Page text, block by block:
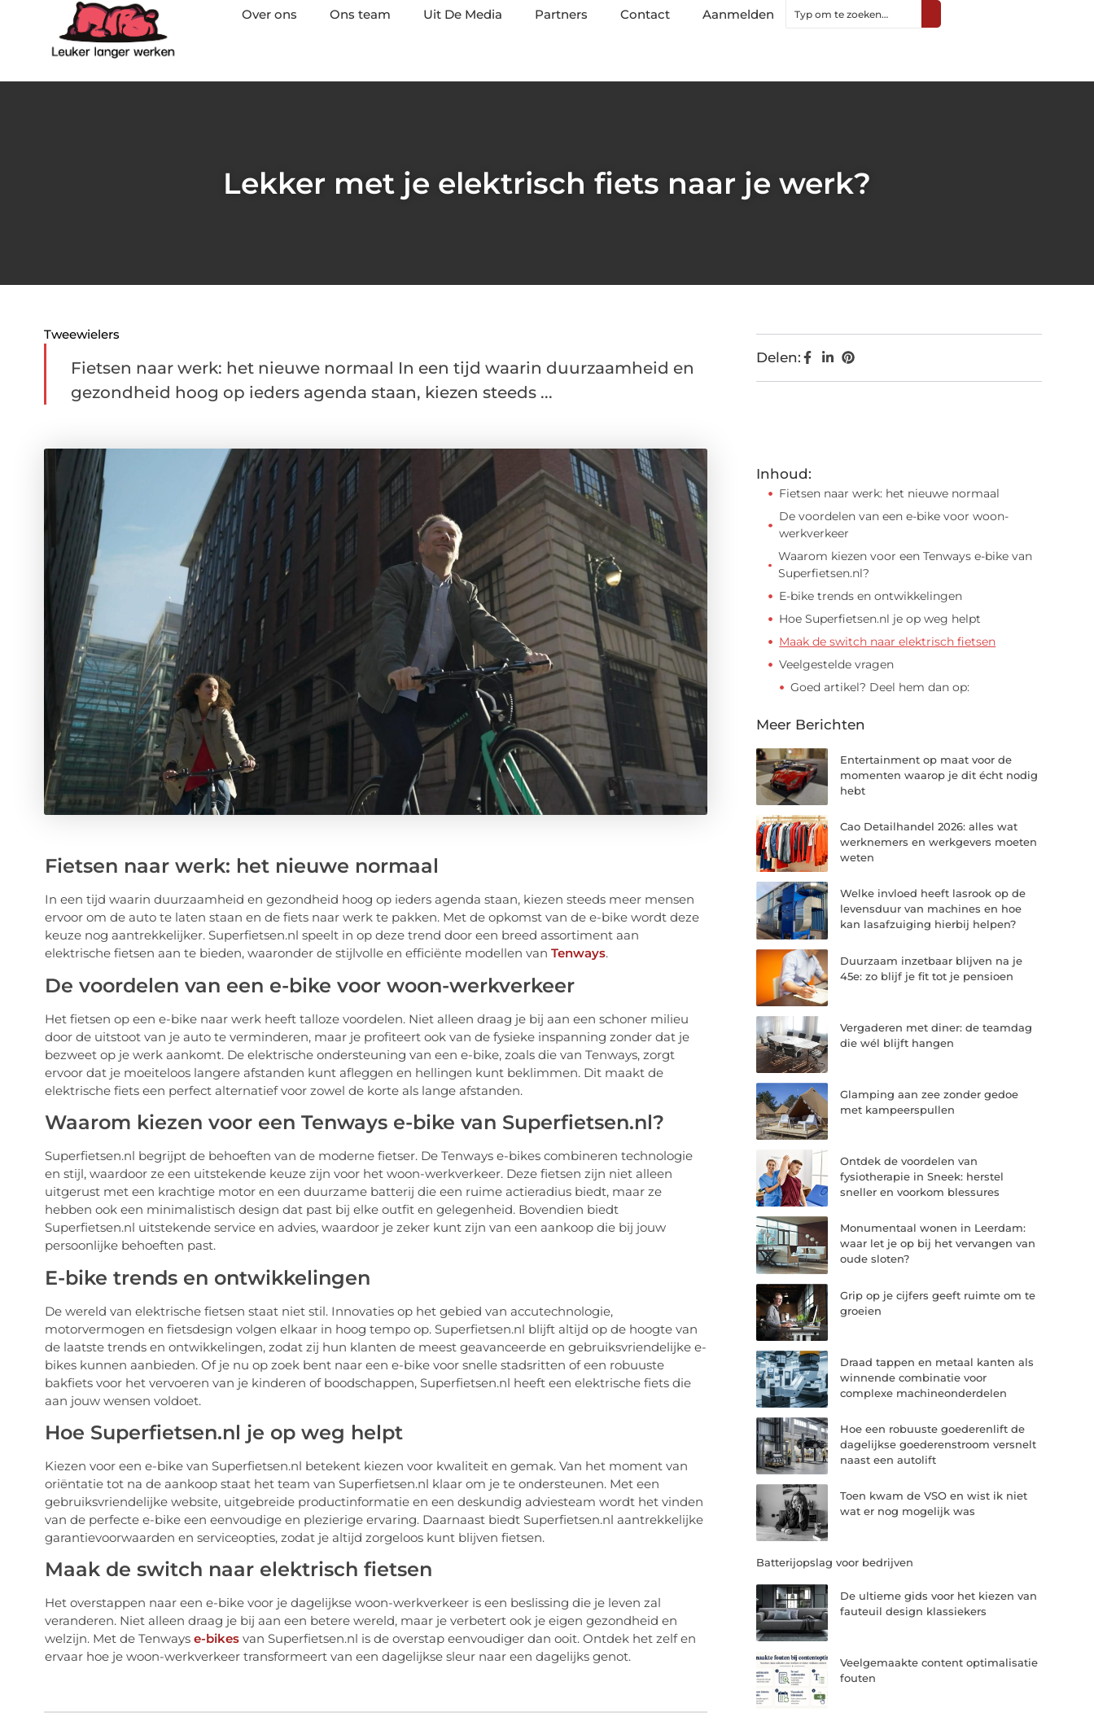
Over ons Ons team Uit De Media Partners Contact Aanmelden
Lekker met je elektrisch fiets naar je werk?
Tweewielers
Fietsen naar werk: het nieuwe normaal In een tijd waarin duurzaamheid en
gezondheid hoog op ieders agenda staan, kiezen steeds ...
Fietsen naar werk: het nieuwe normaal
In een tijd waarin duurzaamheid en gezondheid hoog op ieders agenda staan, kiezen steeds meer mensen
ervoor om de auto te laten staan en de fiets naar werk te pakken. Met de opkomst van de e-bike wordt deze
keuze nog aantrekkelijker. Superfietsen.nl speelt in op deze trend door een breed assortiment aan
elektrische fietsen aan te bieden, waaronder de stijlvolle en efficiënte modellen van Tenways.
De voordelen van een e-bike voor woon-werkverkeer
Het fietsen op een e-bike naar werk heeft talloze voordelen. Niet alleen draag je bij aan een schoner milieu
door de uitstoot van je auto te verminderen, maar je profiteert ook van de fysieke inspanning zonder dat je
bezweet op je werk aankomt. De elektrische ondersteuning van een e-bike, zoals die van Tenways, zorgt
ervoor dat je moeiteloos langere afstanden kunt afleggen en hellingen kunt beklimmen. Dit maakt de
elektrische fiets een perfect alternatief voor zowel de korte als lange afstanden.
Waarom kiezen voor een Tenways e-bike van Superfietsen.nl?
Superfietsen.nl begrijpt de behoeften van de moderne fietser. De Tenways e-bikes combineren technologie
en stijl, waardoor ze een uitstekende keuze zijn voor het woon-werkverkeer. Deze fietsen zijn niet alleen
uitgerust met een krachtige motor en een duurzame batterij die een ruime actieradius biedt, maar ze
hebben ook een minimalistisch design dat past bij elke outfit en gelegenheid. Bovendien biedt
Superfietsen.nl uitstekende service en advies, waardoor je zeker kunt zijn van een aankoop die bij jouw
persoonlijke behoeften past.
E-bike trends en ontwikkelingen
De wereld van elektrische fietsen staat niet stil. Innovaties op het gebied van accutechnologie,
motorvermogen en fietsdesign volgen elkaar in hoog tempo op. Superfietsen.nl blijft altijd op de hoogte van
de laatste trends en ontwikkelingen, zodat zij hun klanten de meest geavanceerde en gebruiksvriendelijke e-
bikes kunnen aanbieden. Of je nu op zoek bent naar een e-bike voor snelle stadsritten of een robuuste
bakfiets voor het vervoeren van je kinderen of boodschappen, Superfietsen.nl heeft een elektrische fiets die
aan jouw wensen voldoet.
Hoe Superfietsen.nl je op weg helpt
Kiezen voor een e-bike van Superfietsen.nl betekent kiezen voor kwaliteit en gemak. Van het moment van
oriëntatie tot na de aankoop staat het team van Superfietsen.nl klaar om je te ondersteunen. Met een
gebruiksvriendelijke website, uitgebreide productinformatie en een deskundig adviesteam wordt het vinden
van de perfecte e-bike een eenvoudige en plezierige ervaring. Daarnaast biedt Superfietsen.nl aantrekkelijke
garantievoorwaarden en serviceopties, zodat je altijd zorgeloos kunt blijven fietsen.
Maak de switch naar elektrisch fietsen
Het overstappen naar een e-bike voor je dagelijkse woon-werkverkeer is een beslissing die je leven zal
veranderen. Niet alleen draag je bij aan een betere wereld, maar je verbetert ook je eigen gezondheid en
welzijn. Met de Tenways e-bikesvan Superfietsen.nl is de overstap eenvoudiger dan ooit. Ontdek het zelf en
ervaar hoe je woon-werkverkeer transformeert van een dagelijkse sleur naar een dagelijks genot.
Delen:
Inhoud:
Fietsen naar werk: het nieuwe normaal
De voordelen van een e-bike voor woon-
werkverkeer
Waarom kiezen voor een Tenways e-bike van
Superfietsen.nl?
E-bike trends en ontwikkelingen
Hoe Superfietsen.nl je op weg helpt
Maak de switch naar elektrisch fietsen
Veelgestelde vragen
Goed artikel? Deel hem dan op:
Meer Berichten
Entertainment op maat voor de
momenten waarop je dit écht nodig
hebt
Cao Detailhandel 2026: alles wat
werknemers en werkgevers moeten
weten
Welke invloed heeft lasrook op de
levensduur van machines en hoe
kan lasafzuiging hierbij helpen?
Duurzaam inzetbaar blijven na je
45e: zo blijf je fit tot je pensioen
Vergaderen met diner: de teamdag
die wél blijft hangen
Glamping aan zee zonder gedoe
met kampeerspullen
Ontdek de voordelen van
fysiotherapie in Sneek: herstel
sneller en voorkom blessures
Monumentaal wonen in Leerdam:
waar let je op bij het vervangen van
oude sloten?
Grip op je cijfers geeft ruimte om te
groeien
Draad tappen en metaal kanten als
winnende combinatie voor
complexe machineonderdelen
Hoe een robuuste goederenlift de
dagelijkse goederenstroom versnelt
naast een autolift
Toen kwam de VSO en wist ik niet
wat er nog mogelijk was
Batterijopslag voor bedrijven
De ultieme gids voor het kiezen van
fauteuil design klassiekers
Veelgemaakte content optimalisatie
fouten